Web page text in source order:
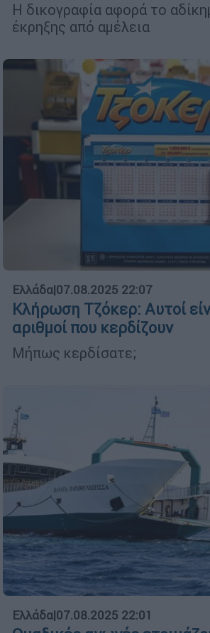
Η δικογραφία αφορά το
έκρηξης από αμέλεια
Ελλάδα|07.08.2025 22:07
Κλήρωση Τζόκερ: Αυτοί
αριθμοί που κερδίζουν
Μήπως κερδίσατε;
Ελλάδα|07.08.2025 22:01